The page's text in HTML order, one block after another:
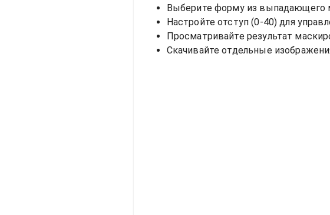
Выберите форму из выпадающего
Настройте отступ (0-40) для
Просматривайте результат
Скачивайте отдельные